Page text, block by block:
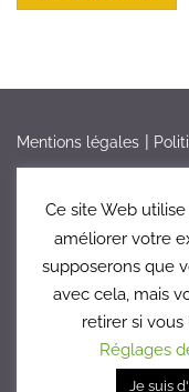
Mentions légales
Copyright 2026 ©
Ce site Web
améliorer votre
supposerons que
avec cela, mais
retirer si vous
Réglages
Je suis